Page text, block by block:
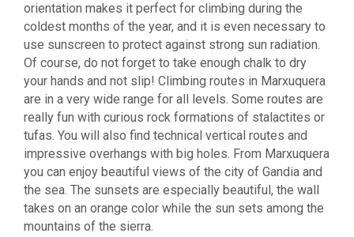
orientation makes it perfect for climbing during the
coldest months of the year, and it is even necessary to
use sunscreen to protect against strong sun radiation.
Of course, do not forget to take enough chalk to dry
your hands and not slip! Climbing routes in Marxuquera
are in a very wide range for all levels. Some routes are
really fun with curious rock formations of stalactites or
tufas. You will also find technical vertical routes and
impressive overhangs with big holes. From Marxuquera
you can enjoy beautiful views of the city of Gandia and
the sea. The sunsets are especially beautiful, the wall
takes on an orange color while the sun sets among the
mountains of the sierra.